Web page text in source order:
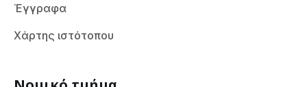
Έγγραφα
Χάρτης ιστότοπου